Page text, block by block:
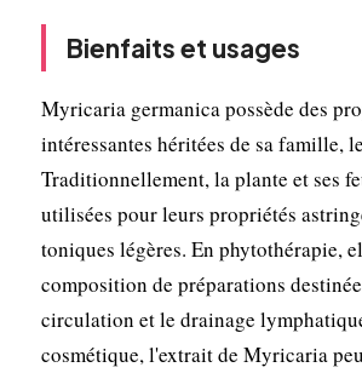
Bienfaits et usages
Myricaria germanica possède des
intéressantes héritées de sa famille,
Traditionnellement, la plante et ses
utilisées pour leurs propriétés
toniques légères. En phytothérapie,
composition de préparations
circulation et le drainage
cosmétique, l'extrait de Myricaria